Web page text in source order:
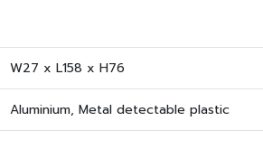
W27 x L158 x H76
Aluminium, Metal detectable plastic